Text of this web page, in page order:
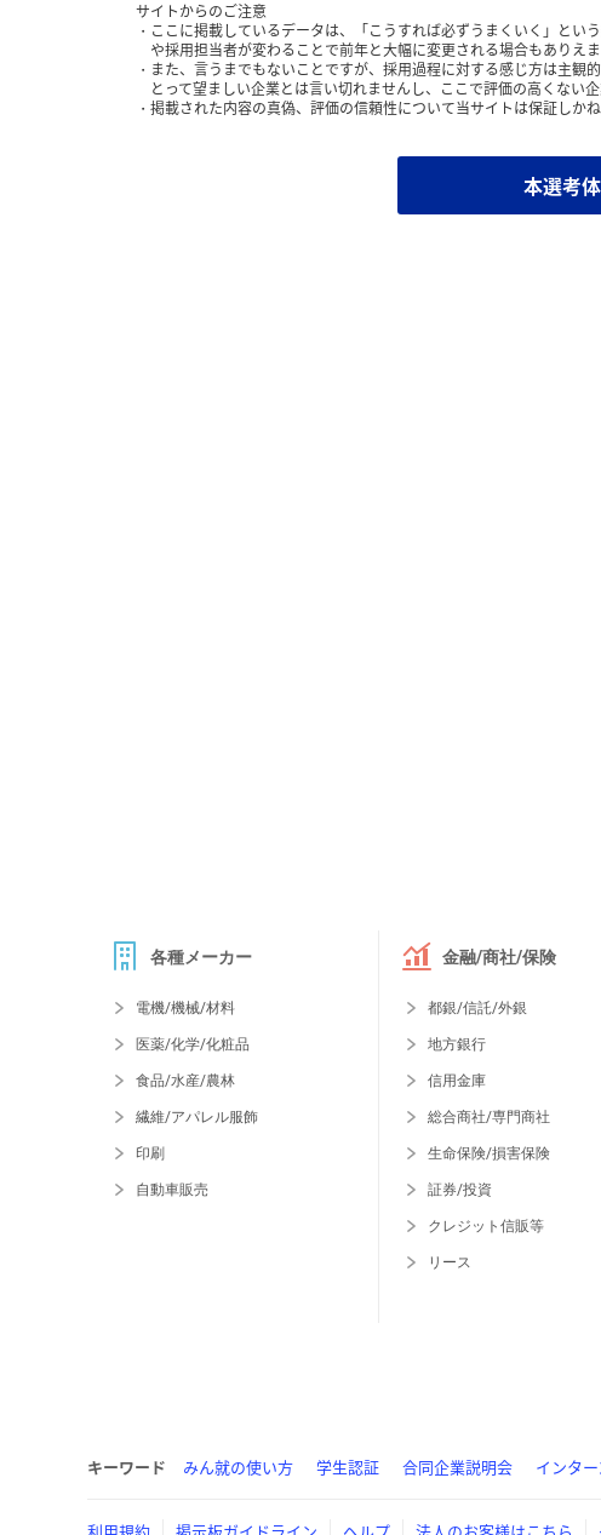
サイトからのご注意
ここに掲載しているデータは、「こうすれば必ずうまくいく」と
や採用担当者が変わることで前年と大幅に変更される場合もありえま
また、言うまでもないことですが、採用過程に対する感じ方は主観
とって望ましい企業とは言い切れませんし、ここで評価の高くない
掲載された内容の真偽、評価の信頼性について当サイトは保証しか
本選考
各種メーカー
電機/機械/材料
医薬/化学/化粧品
食品/水産/農林
繊維/アパレル服飾
印刷
自動車販売
金融/商社/保険
都銀/信託/外銀
地方銀行
信用金庫
総合商社/専門商社
生命保険/損害保険
証券/投資
クレジット信販等
リース
キーワード みん就の使い方 学生認証 合同企業説明会 インター